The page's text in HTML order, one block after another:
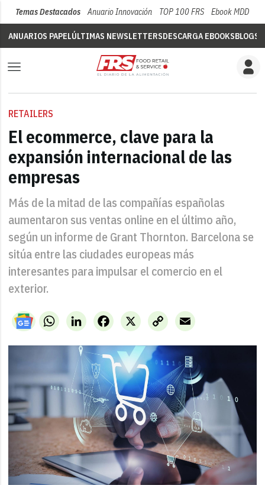
Temas Destacados Anuario Innovación TOP 100 FRS Ebook MDD
ANUARIOS PAPELÚLTIMAS NEWSLETTERSDESCARGA EBOOKSBLOGS
RETAILERS
El ecommerce, clave para la
expansión internacional de las
empresas
Más de la mitad de las compañías españolas
aumentaron sus ventas online en el último año,
según un informe de Grant Thornton. Barcelona se
sitúa entre las ciudades europeas más
interesantes para impulsar el comercio en el
exterior.
WhatsAppLinkedIn X
Facebook
Copy
Link
Email